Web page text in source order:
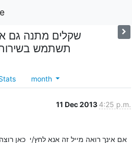
תשתמש
month
11 Dec 2013 4:25 p.m.